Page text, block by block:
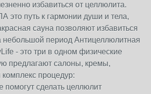
избавиться от целлюлита.
это путь к гармонии души и тела,
сауна позволяют избавиться
небольшой период Антицеллюлитная
- это три в одном физические
предлагают салоны, кремы,
процедур:
помогут сделать целлюлит